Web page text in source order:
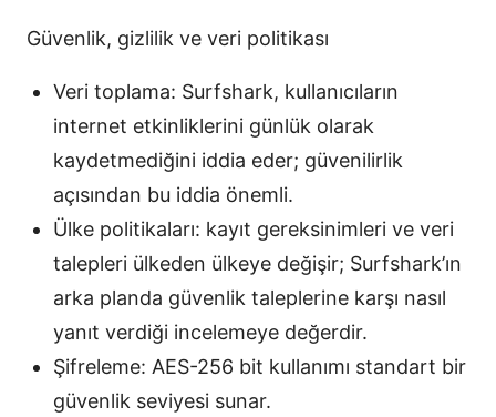
Güvenlik, gizlilik ve veri politikası
Veri toplama: Surfshark, kullanıcıların
internet etkinliklerini günlük olarak
kaydetmediğini iddia eder; güvenilirlik
açısından bu iddia önemli.
Ülke politikaları: kayıt gereksinimleri ve veri
talepleri ülkeden ülkeye değişir; Surfshark’ın
arka planda güvenlik taleplerine karşı nasıl
yanıt verdiği incelemeye değerdir.
Şifreleme: AES-256 bit kullanımı standart bir
güvenlik seviyesi sunar.